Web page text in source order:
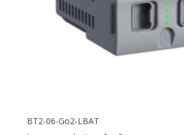
BT2-06-Go2-LBAT